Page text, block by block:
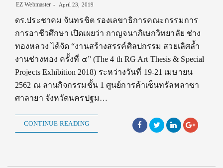
EZ Webmaster April 23, 2019
ดร.ประชาคม จันทรชิต รองเลขาธิการคณะกรรมการ
การอาชีวศึกษา เปิดเผยว่า กาญจนาภิเษกวิทยาลัย ช่าง
ทองหลวง ได้จัด “งานสร้างสรรค์ศิลปกรรม สวยเลิศล้ำ
งานช่างทอง ครั้งที่ ๔” (The 4 th RG Art Thesis & Special
Projects Exhibition 2018) ระหว่างวันที่ 19-21 เมษายน
2562 ณ ลานกิจกรรมชั้น 1 ศูนย์การค้าเซ็นทรัลพลาซา
ศาลายา จังหวัดนครปฐม…
CONTINUE READING